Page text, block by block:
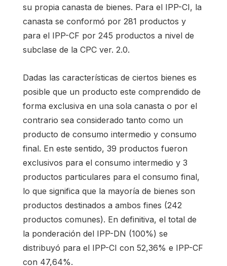
su propia canasta de bienes. Para el IPP-CI, la
canasta se conformó por 281 productos y
para el IPP-CF por 245 productos a nivel de
subclase de la CPC ver. 2.0.
Dadas las características de ciertos bienes es
posible que un producto este comprendido de
forma exclusiva en una sola canasta o por el
contrario sea considerado tanto como un
producto de consumo intermedio y consumo
final. En este sentido, 39 productos fueron
exclusivos para el consumo intermedio y 3
productos particulares para el consumo final,
lo que significa que la mayoría de bienes son
productos destinados a ambos fines (242
productos comunes). En definitiva, el total de
la ponderación del IPP-DN (100%) se
distribuyó para el IPP-CI con 52,36% e IPP-CF
con 47,64%.